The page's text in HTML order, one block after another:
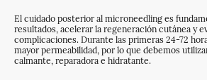
El cuidado posterior al microneedling es
resultados, acelerar la regeneración cutánea y
complicaciones. Durante las primeras 24-72
mayor permeabilidad, por lo que debemos
calmante, reparadora e hidratante.